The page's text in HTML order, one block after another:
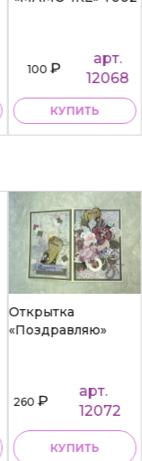
100₽
арт.
12068
КУПИТЬ
Открытка
«Поздравляю»
260₽
арт.
12072
КУПИТЬ